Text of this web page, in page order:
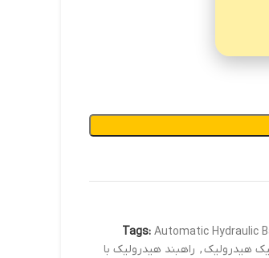
Tags: Automatic Hydraulic
هیدرولیک, راهبند هیدرولیک با